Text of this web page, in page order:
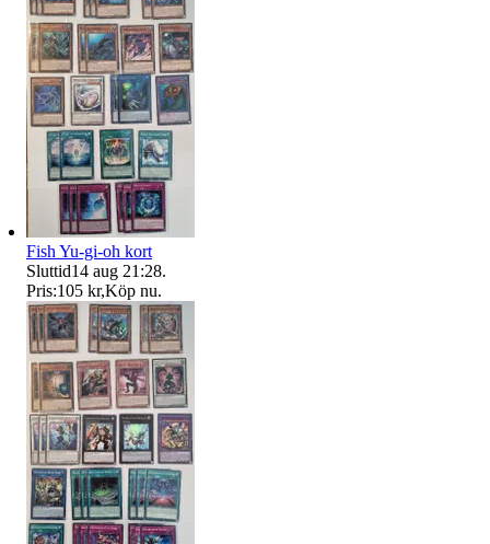
Fish Yu-gi-oh kort
Sluttid14 aug 21:28.
Pris:105 kr,Köp nu.